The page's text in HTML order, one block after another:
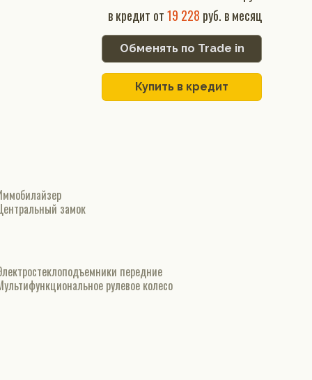
в кредит от19 228 руб. в месяц
Обменять по Trade in
Купить в кредит
замок
передние
рулевое колесо